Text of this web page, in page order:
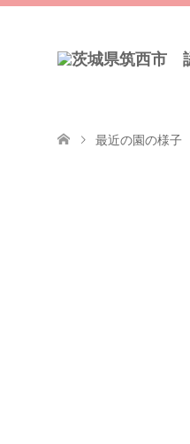
最近の園の様子